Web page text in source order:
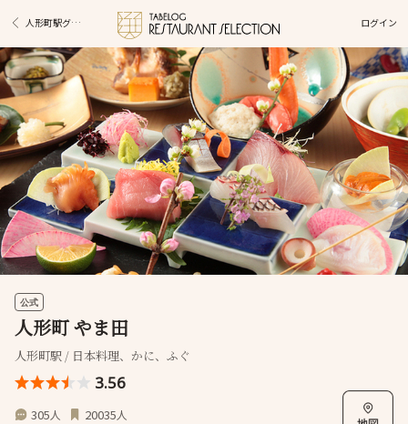
人形町駅グルメ ログイン
公式
人形町 やま田
人形町駅 / 日本料理、かに、ふぐ
3.56
305人 20035人